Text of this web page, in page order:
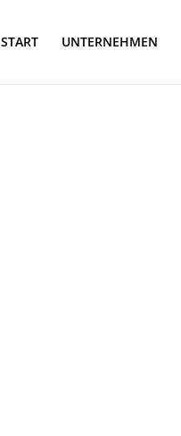
START UNTERNEHMEN